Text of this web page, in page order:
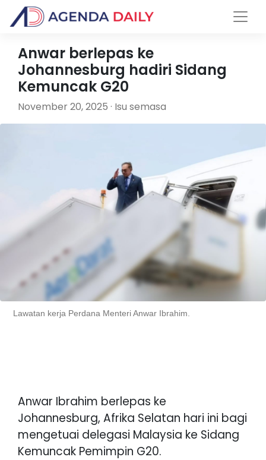
Anwar berlepas ke
Johannesburg hadiri Sidang
Kemuncak G20
November 20, 2025 · Isu semasa
Lawatan kerja Perdana Menteri Anwar Ibrahim.
Anwar Ibrahim berlepas ke
Johannesburg, Afrika Selatan hari ini bagi
mengetuai delegasi Malaysia ke Sidang
Kemuncak Pemimpin G20.